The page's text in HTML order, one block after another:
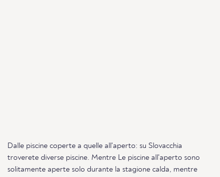
Dalle piscine coperte a quelle all'aperto: su Slovacchia
troverete diverse piscine. Mentre Le piscine all'aperto sono
solitamente aperte solo durante la stagione calda, mentre